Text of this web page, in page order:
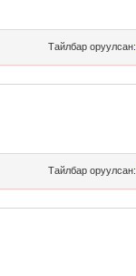
Тайлбар оруулсан:
Тайлбар оруулсан: